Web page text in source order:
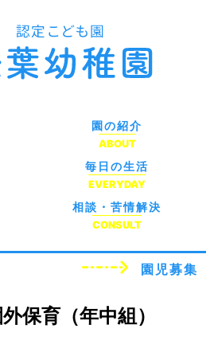
園の紹介
ABOUT
毎日の生活
EVERYDAY
相談・苦情解決
CONSULT
園児募集
保育（年中組）